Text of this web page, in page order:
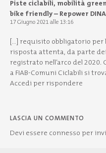
Piste ciclabili, mobilità
bike friendly – Repower
17 Giugno 2021 alle 13:16
[…] requisito obbligatorio per
risposta attenta, da parte
registrato nell’arco del
a FIAB-Comuni Ciclabili si
Accedi per rispondere
LASCIA UN COMMENTO
Devi essere connesso per